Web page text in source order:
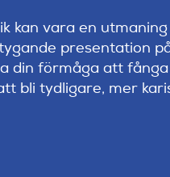
kan vara en
presentation
din förmåga att
bli tydligare, mer